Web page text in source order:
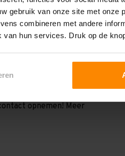
gebruik van onze site met onze
combineren met andere
hun services. Druk op de
a.h.v. 2
iets lager uit valt. Dit
juist iets hoger uit.
te nemen. Wij voeren
of stickers
opnemen! Meer